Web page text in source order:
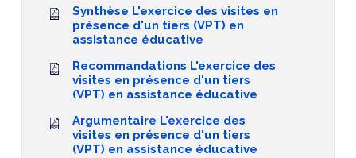
Synthèse L'exercice des visites en
présence d'un tiers (VPT) en
assistance éducative
Recommandations L'exercice des
visites en présence d'un tiers
(VPT) en assistance éducative
Argumentaire L'exercice des
visites en présence d'un tiers
(VPT) en assistance éducative